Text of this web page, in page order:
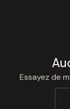
Essayez de